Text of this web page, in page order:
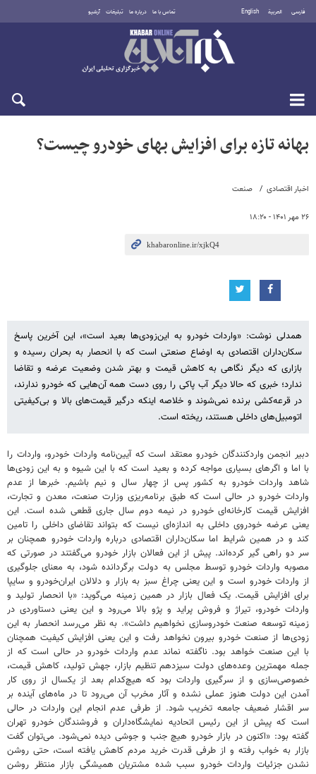
فارسی العربية English تماس با ما درباره ما تبلیغات آرشیو
شنبه ۱۷ مرداد ۱۴۰۵
اخبار اقتصادی صنعت
۲۶ مهر ۱۴۰۱ - ۱۸:۲۰
بهانه تازه برای افزایش بهای خودرو چیست؟
همدلی نوشت: «واردات خودرو به این‌زودی‌ها بعید است»، این آخرین پاسخ
سکان‌داران اقتصادی به اوضاع صنعتی است که با انحصار به بحران رسیده و
بازاری که دیگر نگاهی به کاهش قیمت و بهتر شدن وضعیت عرضه و تقاضا
ندارد؛ خبری که حالا دیگر آب پاکی را روی دست همه آن‌هایی که خودرو ندارند،
در قرعه‌کشی برنده نمی‌شوند و خلاصه اینکه درگیر قیمت‌های بالا و بی‌کیفیتی
اتومبیل‌های داخلی هستند، ریخته است.
دبیر انجمن واردکنندگان خودرو معتقد است که آیین‌نامه واردات خودرو، واردات را
با اما و اگرهای بسیاری مواجه کرده و بعید است که با این شیوه و به این زودی‌ها
شاهد واردات خودرو به کشور پس از چهار سال و نیم باشیم. خبرها از عدم
واردات خودرو در حالی است که طبق برنامه‌ریزی وزارت صنعت، معدن و تجارت،
افزایش قیمت کارخانه‌ای خودرو در نیمه دوم سال جاری قطعی شده است. این
یعنی عرضه خودروی داخلی به اندازه‌ای نیست که بتواند تقاضای داخلی را تامین
کند و در همین شرایط اما سکان‌داران اقتصادی درباره واردات خودرو همچنان بر
سر دو راهی گیر کرده‌اند. پیش از این فعالان بازار خودرو می‌گفتند در صورتی که
مصوبه واردات خودرو توسط مجلس به دولت برگردانده شود، به معنای جلوگیری
از واردات خودرو است و این یعنی چراغ سبز به بازار و دلالان ایران‌خودرو و سایپا
برای افزایش قیمت. یک فعال بازار در همین زمینه می‌گوید: «با انحصار تولید و
واردات خودرو، تیراژ و فروش پراید و پژو بالا می‌رود و این یعنی دستاوردی در
زمینه توسعه صنعت خودروسازی نخواهیم داشت». به نظر می‌رسد انحصار به این
زودی‌ها از صنعت خودرو بیرون نخواهد رفت و این یعنی افزایش کیفیت همچنان
با این صنعت خواهد بود. ناگفته نماند عدم واردات خودرو در حالی است که از
جمله مهمترین وعده‌های دولت سیزدهم تنظیم بازار، جهش تولید، کاهش قیمت،
خصوصی‌سازی و از سرگیری واردات بود که هیچ‌کدام بعد از یکسال از روی کار
آمدن این دولت هنوز عملی نشده و آثار مخرب آن می‌رود تا در ماه‌های آینده بر
سر اقشار ضعیف جامعه تخریب شود. از طرفی عدم انجام این واردات در حالی
است که پیش از این رئیس اتحادیه نمایشگاه‌داران و فروشندگان خودرو تهران
گفته بود: «اکنون در بازار خودرو هیچ جنب و جوشی دیده نمی‌شود. می‌توان گفت
بازار به خواب رفته و از طرفی قدرت خرید مردم کاهش یافته است، حتی روشن
نشدن جزئیات واردات خودرو سبب شده مشتریان همیشگی بازار منتظر روشن